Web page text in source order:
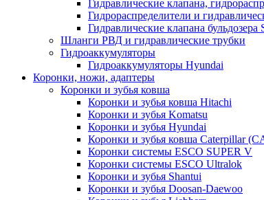
Гидравлические клапана,
Гидрораспределители и
Гидравлические клапана бульдозера
Шланги РВД и гидравлические трубки
Гидроаккумуляторы
Гидроаккумуляторы Hyundai
Коронки, ножи, адаптеры
Коронки и зубья ковша
Коронки и зубья ковша Hitachi
Коронки и зубья Komatsu
Коронки и зубья Hyundai
Коронки и зубья ковша Caterpillar
Коронки системы ESCO SUPER V
Коронки системы ESCO Ultralok
Коронки и зубья Shantui
Коронки и зубья Doosan-Daewoo